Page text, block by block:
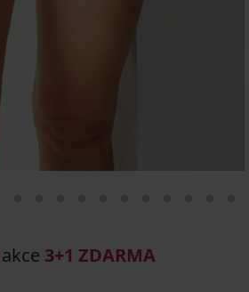
akce 3+1 ZDARMA